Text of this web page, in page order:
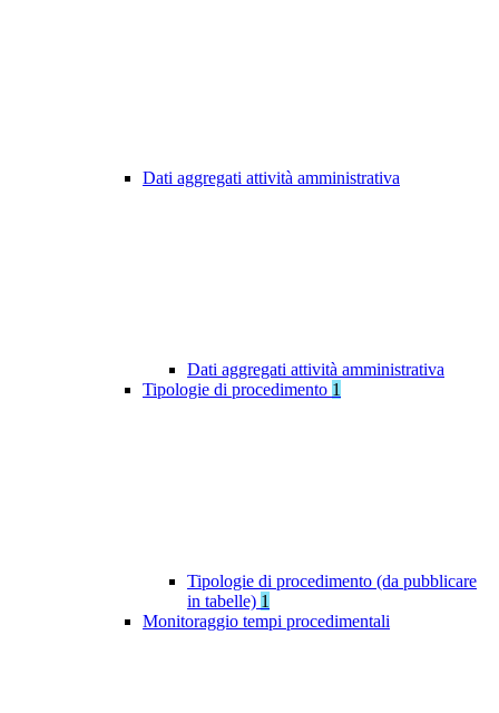
Dati aggregati attività amministrativa
Dati aggregati attività amministrativa
Tipologie di procedimento 1
Tipologie di procedimento (da pubblicare
in tabelle) 1
Monitoraggio tempi procedimentali